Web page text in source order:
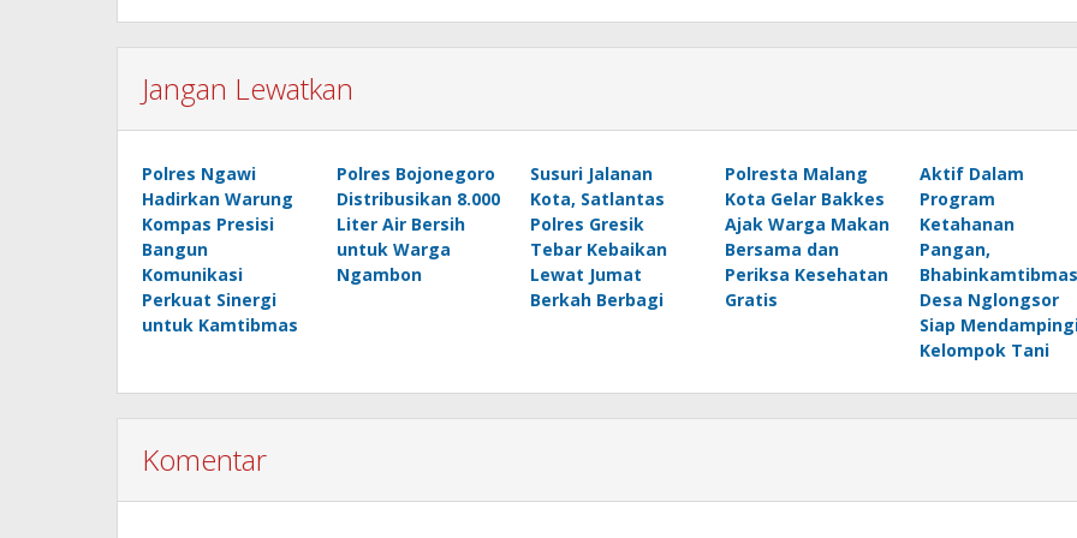
Jangan Lewatkan
Polres Ngawi
Hadirkan Warung
Kompas Presisi
Bangun
Komunikasi
Perkuat Sinergi
untuk Kamtibmas
Polres Bojonegoro
Distribusikan 8.000
Liter Air Bersih
untuk Warga
Ngambon
Susuri Jalanan
Kota, Satlantas
Polres Gresik
Tebar Kebaikan
Lewat Jumat
Berkah Berbagi
Polresta Malang
Kota Gelar Bakkes
Ajak Warga Makan
Bersama dan
Periksa Kesehatan
Gratis
Aktif Dalam
Program
Ketahanan
Pangan,
Bhabinkamtibmas
Desa Nglongsor
Siap
Kelompok Tani
Komentar